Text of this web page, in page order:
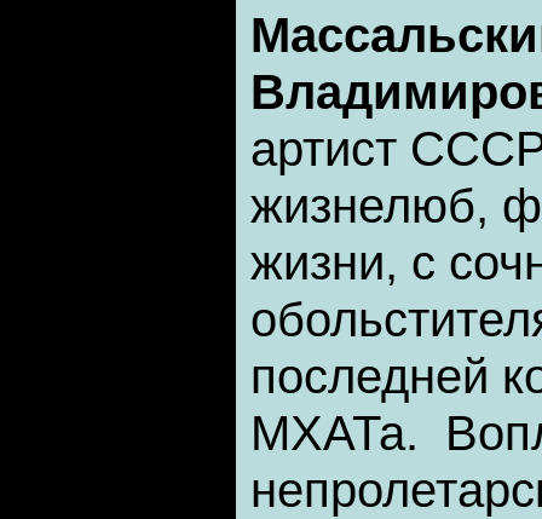
артист
жизнелюб,
жизни, с
последней
МХАТа.